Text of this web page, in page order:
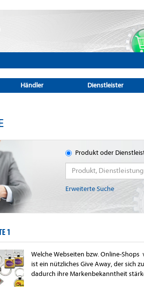
Händler Dienstleister
Produkt oder
Erweiterte Suche
1
Welche Webseiten bzw. Online-
ist ein nützliches Give Away, der sich
dadurch ihre Markenbekanntheit